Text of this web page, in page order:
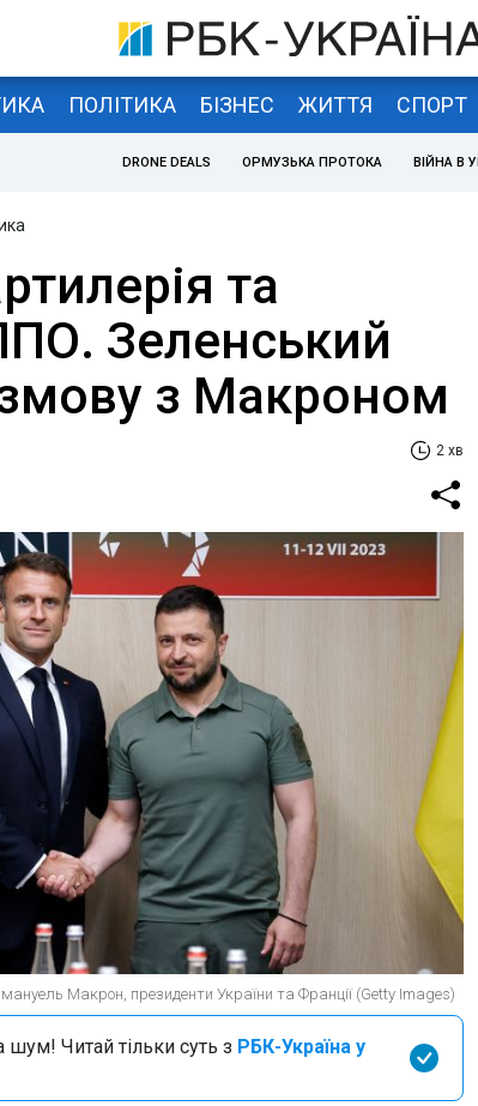
ПОЛІТИКА БІЗНЕС ЖИТТЯ СПОРТ
DRONE DEALS ОРМУЗЬКА ПРОТОКА ВІЙНА В
та
Зеленський
з Макроном
2 хв
Макрон, президенти України та Франції (Getty Images)
шум! Читай тільки суть з РБК-Україна у